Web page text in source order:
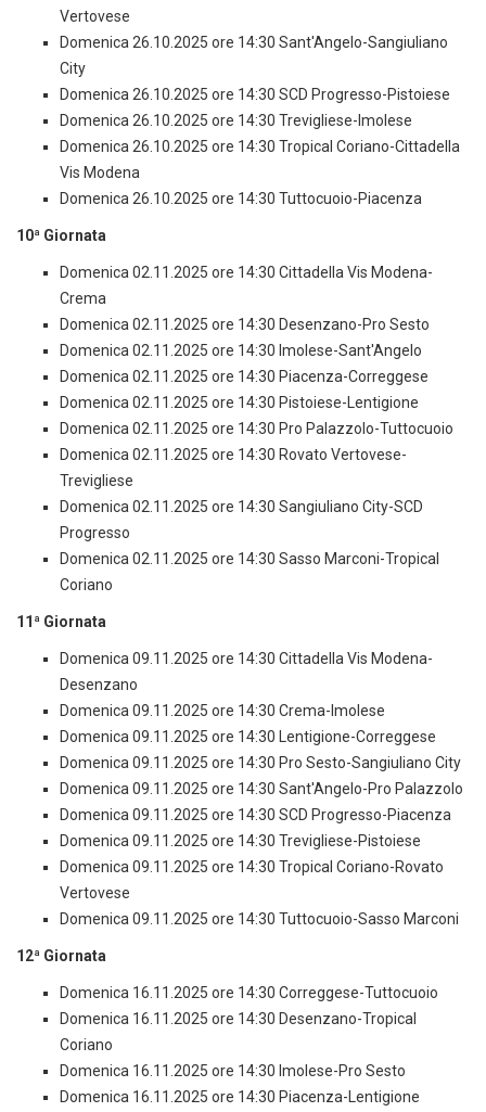
Vertovese
Domenica 26.10.2025 ore 14:30 Sant'Angelo-Sangiuliano
City
Domenica 26.10.2025 ore 14:30 SCD Progresso-Pistoiese
Domenica 26.10.2025 ore 14:30 Trevigliese-Imolese
Domenica 26.10.2025 ore 14:30 Tropical Coriano-Cittadella
Vis Modena
Domenica 26.10.2025 ore 14:30 Tuttocuoio-Piacenza
10ª Giornata
Domenica 02.11.2025 ore 14:30 Cittadella Vis Modena-
Crema
Domenica 02.11.2025 ore 14:30 Desenzano-Pro Sesto
Domenica 02.11.2025 ore 14:30 Imolese-Sant'Angelo
Domenica 02.11.2025 ore 14:30 Piacenza-Correggese
Domenica 02.11.2025 ore 14:30 Pistoiese-Lentigione
Domenica 02.11.2025 ore 14:30 Pro Palazzolo-Tuttocuoio
Domenica 02.11.2025 ore 14:30 Rovato Vertovese-
Trevigliese
Domenica 02.11.2025 ore 14:30 Sangiuliano City-SCD
Progresso
Domenica 02.11.2025 ore 14:30 Sasso Marconi-Tropical
Coriano
11ª Giornata
Domenica 09.11.2025 ore 14:30 Cittadella Vis Modena-
Desenzano
Domenica 09.11.2025 ore 14:30 Crema-Imolese
Domenica 09.11.2025 ore 14:30 Lentigione-Correggese
Domenica 09.11.2025 ore 14:30 Pro Sesto-Sangiuliano City
Domenica 09.11.2025 ore 14:30 Sant'Angelo-Pro Palazzolo
Domenica 09.11.2025 ore 14:30 SCD Progresso-Piacenza
Domenica 09.11.2025 ore 14:30 Trevigliese-Pistoiese
Domenica 09.11.2025 ore 14:30 Tropical Coriano-Rovato
Vertovese
Domenica 09.11.2025 ore 14:30 Tuttocuoio-Sasso Marconi
12ª Giornata
Domenica 16.11.2025 ore 14:30 Correggese-Tuttocuoio
Domenica 16.11.2025 ore 14:30 Desenzano-Tropical
Coriano
Domenica 16.11.2025 ore 14:30 Imolese-Pro Sesto
Domenica 16.11.2025 ore 14:30 Piacenza-Lentigione